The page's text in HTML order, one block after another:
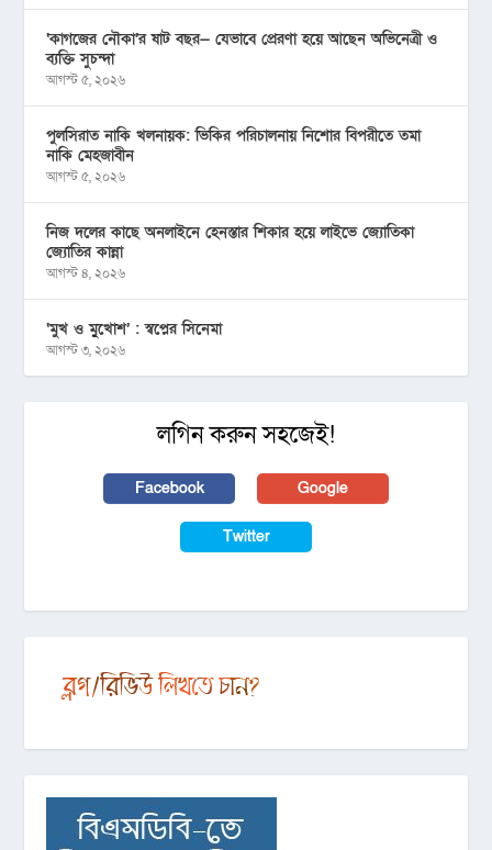
‘কাগজের নৌকা’র ষাট বছর— যেভাবে প্রেরণা হয়ে আছেন অভিনেত্রী ও
ব্যক্তি সুচন্দা
আগস্ট ৫, ২০২৬
পুলসিরাত নাকি খলনায়ক: ভিকির পরিচালনায় নিশোর বিপরীতে তমা
নাকি মেহজাবীন
আগস্ট ৫, ২০২৬
নিজ দলের কাছে অনলাইনে হেনস্তার শিকার হয়ে লাইভে জ্যোতিকা
জ্যোতির কান্না
আগস্ট ৪, ২০২৬
‘মুখ ও মু্খোশ’ : স্বপ্নের সিনেমা
আগস্ট ৩, ২০২৬
লগিন করুন সহজেই!
Facebook Google
Twitter